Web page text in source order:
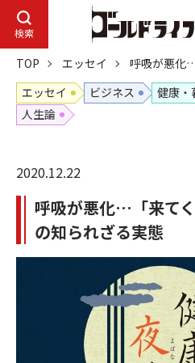
検索
TOP エッセイ
呼吸が悪化
エッセイ
ビジネス
健康・
人生論
2020.12.22
呼吸が悪化…「来て
の知られざる実態